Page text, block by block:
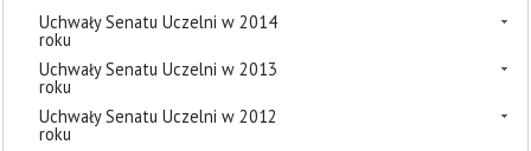
Uchwały Senatu Uczelni w 2014
roku
Uchwały Senatu Uczelni w 2013
roku
Uchwały Senatu Uczelni w 2012
roku